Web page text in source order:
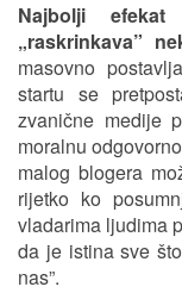
Najbolji
„raskrinkava”
masovno
startu se
zvanične medije
moralnu
malog blogera
rijetko ko
vladarima ljudima
da je istina sve
nas”.